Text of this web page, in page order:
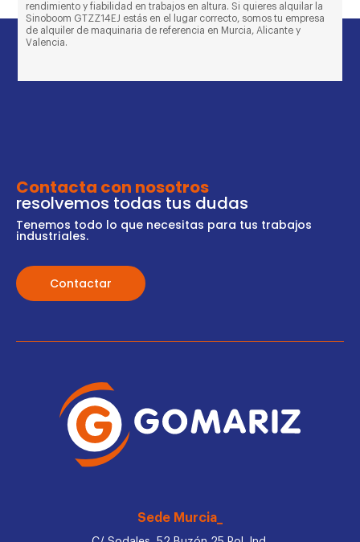
rendimiento y fiabilidad en trabajos en altura. Si quieres alquilar la
Sinoboom GTZZ14EJ estás en el lugar correcto, somos tu empresa
de alquiler de maquinaria de referencia en Murcia, Alicante y
Valencia.
Contacta con nosotros
resolvemos todas tus dudas
Tenemos todo lo que necesitas para tus trabajos
industriales.
Contactar
Sede Murcia_